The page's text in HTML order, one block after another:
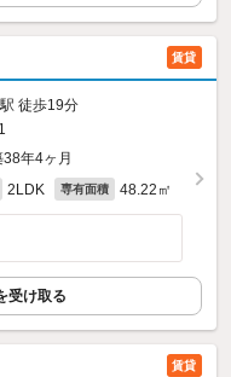
賃貸
徒歩19分
38年4ヶ月
2LDK 専有面積 48.22㎡
受け取る
賃貸